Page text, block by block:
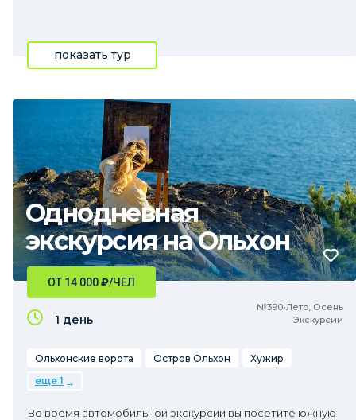
показать тур
Однодневная
экскурсия на Ольхон
№390•Лето, Осень
Экскурсии
ОТ 14 000₽/ЧЕЛ
1 день
Ольхонские ворота Остров Ольхон
Хужир
еще 1
Во время автомобильной экскурсии вы посетите южную